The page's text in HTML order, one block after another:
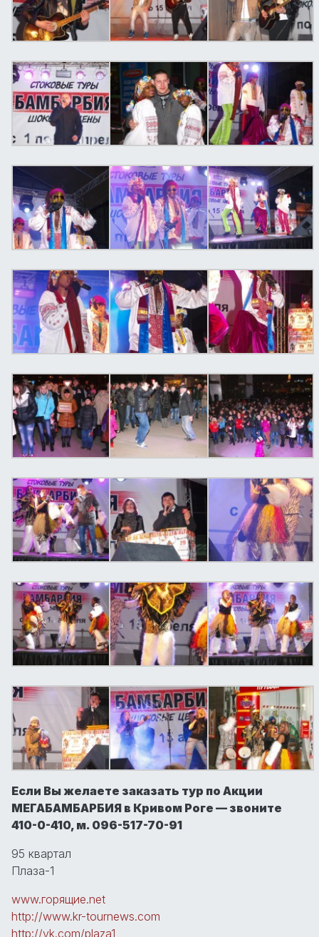
Если Вы желаете заказать тур по Акции
МЕГАБАМБАРБИЯ в Кривом Роге — звоните
410-0-410, м. 096-517-70-91
95 квартал
Плаза-1
www.горящие.net
http://www.kr-tournews.com
http://vk.com/plaza1